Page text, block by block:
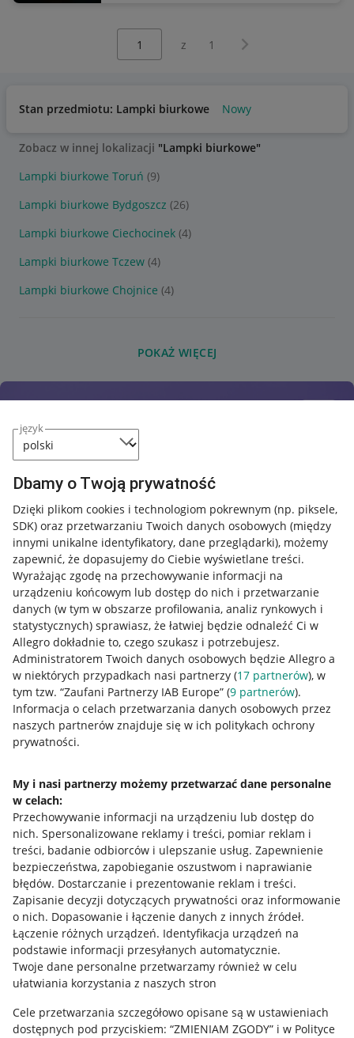
język
Dbamy o Twoją prywatność
Dzięki plikom cookies i technologiom pokrewnym (np. piksele,
SDK) oraz przetwarzaniu Twoich danych osobowych (między
innymi unikalne identyfikatory, dane przeglądarki), możemy
zapewnić, że dopasujemy do Ciebie wyświetlane treści.
Wyrażając zgodę na przechowywanie informacji na
urządzeniu końcowym lub dostęp do nich i przetwarzanie
danych (w tym w obszarze profilowania, analiz rynkowych i
statystycznych) sprawiasz, że łatwiej będzie odnaleźć Ci w
Allegro dokładnie to, czego szukasz i potrzebujesz.
Administratorem Twoich danych osobowych będzie Allegro a
w niektórych przypadkach nasi partnerzy (17 partnerów), w
tym tzw. “Zaufani Partnerzy IAB Europe” (9 partnerów).
Informacja o celach przetwarzania danych osobowych przez
naszych partnerów znajduje się w ich politykach ochrony
prywatności.
My i nasi partnerzy możemy przetwarzać dane personalne
w celach:
Przechowywanie informacji na urządzeniu lub dostęp do
nich. Spersonalizowane reklamy i treści, pomiar reklam i
treści, badanie odbiorców i ulepszanie usług. Zapewnienie
bezpieczeństwa, zapobieganie oszustwom i naprawianie
błędów. Dostarczanie i prezentowanie reklam i treści.
Zapisanie decyzji dotyczących prywatności oraz informowanie
o nich. Dopasowanie i łączenie danych z innych źródeł.
Łączenie różnych urządzeń. Identyfikacja urządzeń na
podstawie informacji przesyłanych automatycznie.
Twoje dane personalne przetwarzamy również w celu
ułatwiania korzystania z naszych stron
Cele przetwarzania szczegółowo opisane są w ustawieniach
dostępnych pod przyciskiem: “ZMIENIAM ZGODY” i w Polityce
z 1 Następna strona
Stan przedmiotu: Lampki biurkowe Nowy
Zobacz w innej lokalizacji "Lampki biurkowe"
Lampki biurkowe Toruń (9)
Lampki biurkowe Bydgoszcz (26)
Lampki biurkowe Ciechocinek (4)
Lampki biurkowe Tczew (4)
Lampki biurkowe Chojnice (4)
POKAŻ WIĘCEJ
Przydatne informacje
Jak to działa
Allegro Gadane dla sprzedających
Allegro Gadane dla kupujących
Mapa miejscowości
Informacje prawne
Regulamin
Polityka plików "cookies"
Ustawienia plików "cookies"
Udostępnianie lokalizacji